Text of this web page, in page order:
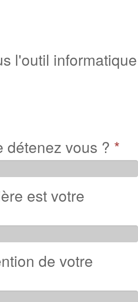
l'outil informatique
détenez vous ? *
est votre
de votre